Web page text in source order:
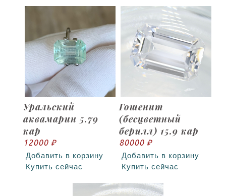
Уральский
аквамарин 5.79
кар
12000 ₽
Добавить в корзину
Купить сейчас
Гошенит
(бесцветный
берилл) 15.9 кар
80000 ₽
Добавить в корзину
Купить сейчас